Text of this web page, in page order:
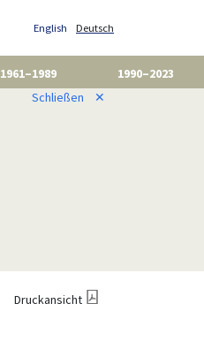
English Deutsch
1961–1989
1990–2023
Schließen
✕
Druckansicht